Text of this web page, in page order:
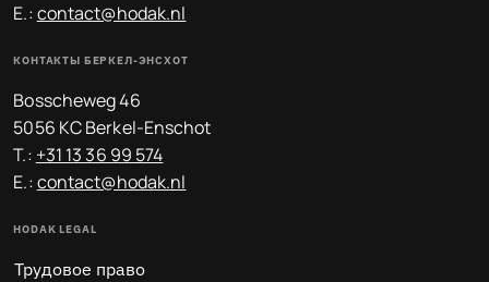
E.:contact@hodak.nl
КОНТАКТЫ БЕРКЕЛ-ЭНСХОТ
Bosscheweg 46
5056 KC Berkel-Enschot
T.: +31 13 36 99 574
E.:contact@hodak.nl
HODAK LEGAL
Трудовое право